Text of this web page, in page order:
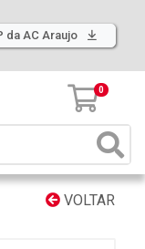
da AC Araujo
0
VOLTAR